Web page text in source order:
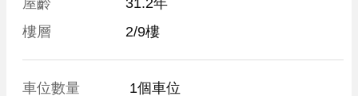
屋齡
31.2年
樓層
2/9樓
車位數量
1個車位